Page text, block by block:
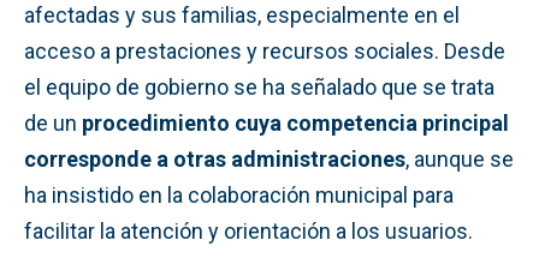
afectadas y sus familias, especialmente en el
acceso a prestaciones y recursos sociales. Desde
el equipo de gobierno se ha señalado que se trata
de un procedimiento cuya competencia principal
corresponde a otras administraciones, aunque se
ha insistido en la colaboración municipal para
facilitar la atención y orientación a los usuarios.